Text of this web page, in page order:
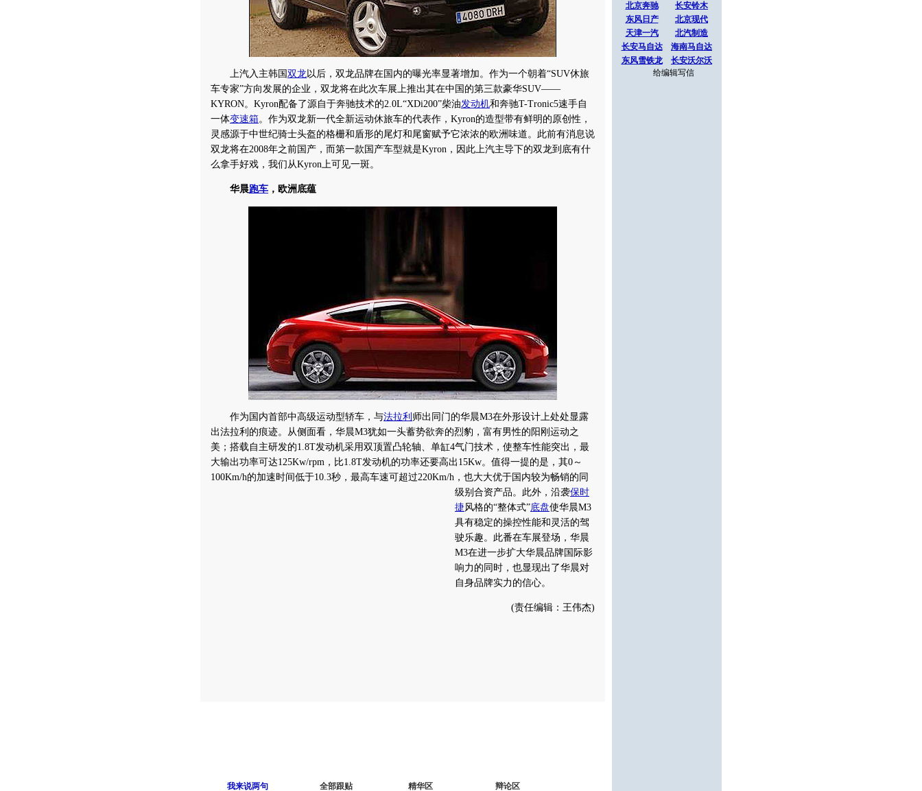
上汽入主韩国 双龙以后，双龙品牌在国内的曝光率显著增加。作为一个朝着“SUV休旅
车专家”方向发展的企业，双龙将在此次车展上推出其在中国的第三款豪华SUV——
KYRON。Kyron配备了源自于奔驰技术的2.0L“XDi200”柴油发动机和奔驰T-Tronic5速手自
一体变速箱。作为双龙新一代全新运动休旅车的代表作，Kyron的造型带有鲜明的原创性，
灵感源于中世纪骑士头盔的格栅和盾形的尾灯和尾窗赋予它浓浓的欧洲味道。此前有消息说
双龙将在2008年之前国产，而第一款国产车型就是Kyron，因此上汽主导下的双龙到底有什
么拿手好戏，我们从Kyron上可见一斑。
华晨跑车 ，欧洲底蕴
作为国内首部中高级运动型轿车，与法拉利 师出同门的华晨M3在外形设计上处处显露
出法拉利的痕迹。从侧面看，华晨M3犹如一头蓄势欲奔的烈豹，富有男性的阳刚运动之
美；搭载自主研发的1.8T发动机采用双顶置凸轮轴、单缸4气门技术，使整车性能突出，最
大输出功率可达125Kw/rpm，比1.8T发动机的功率还要高出15Kw。值得一提的是，其0～
100Km/h的加速时间低于10.3秒，最高车速可超过220Km/h，也大大优于国内较为畅销的同
级别合资产品。 此外，沿袭保时
捷风格的“整体式”底盘使华晨M3
具有稳定的操控性能和灵活的驾
驶乐趣。此番在车展登场，华晨
M3在进一步扩大华晨品牌国际影
响力的同时，也显现出了华晨对
自身品牌实力的信心。
(责任编辑：王伟杰)
我来说两句 全部跟贴 精华区 辩论区
北京奔驰
长安铃木
东风日产
北京现代
天津一汽
北汽制造
长安马自达
海南马自达
东风雪铁龙
长安沃尔沃
给编辑写信